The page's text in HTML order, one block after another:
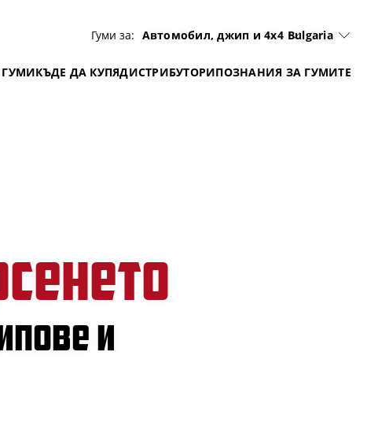
Гуми за: Автомобил, джип и 4x4 Bulgaria
ГУМИКЪДЕ ДА КУПЯДИСТРИБУТОРИПОЗНАНИЯ ЗА ГУМИТЕ
и